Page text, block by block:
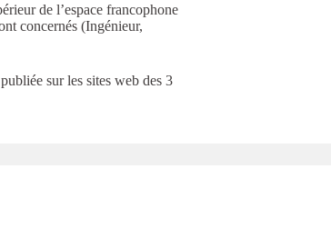
de l’espace francophone
concernés (Ingénieur,
sur les sites web des 3